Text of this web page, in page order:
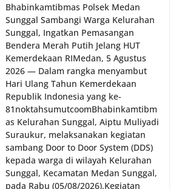
Bhabinkamtibmas Polsek Medan
Sunggal Sambangi Warga Kelurahan
Sunggal, Ingatkan Pemasangan
Bendera Merah Putih Jelang HUT
Kemerdekaan RI‎‎Medan, 5 Agustus
2026 — Dalam rangka menyambut
Hari Ulang Tahun Kemerdekaan
Republik Indonesia yang ke-
81noktahsumutcoomBhabinkamtibm
as Kelurahan Sunggal, Aiptu Muliyadi
Suraukur, melaksanakan kegiatan
sambang Door to Door System (DDS)
kepada warga di wilayah Kelurahan
Sunggal, Kecamatan Medan Sunggal,
pada Rabu (05/08/2026).‎‎Kegiatan